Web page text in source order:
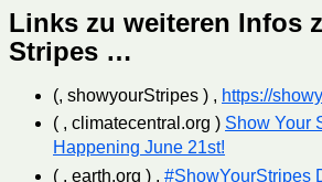
Links zu weiteren Infos
Stripes …
(, showyourStripes ) , https://
( , climatecentral.org ) Show Your
Happening June 21st!
( , earth.org ) , #ShowYourStripes